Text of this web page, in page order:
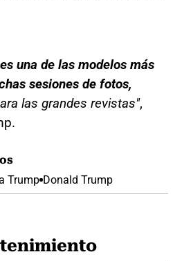
una de las modelos más
sesiones de fotos,
las grandes revistas",
Trump Donald Trump